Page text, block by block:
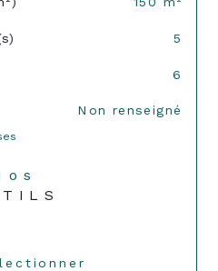
5
6
Non renseigné
Nos